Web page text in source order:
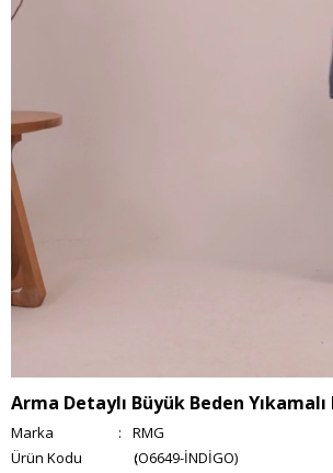
Arma Detaylı Büyük Beden
Marka :
RMG
(O6649-İNDİGO)